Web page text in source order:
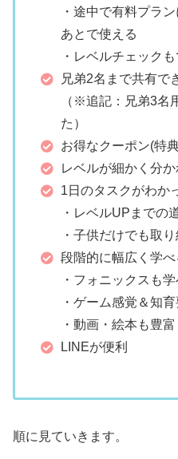
・途中で有料プラ
あとで使える
・レベルチェック
兄弟2名まで共有で
（※追記：兄弟3名
た）
お得なクーポン(特
レベルが細かく分
1日のタスクがわか
・レベルUPまでの
・子供だけでも取
段階的に幅広く学べ
・フォニックスも学
・ゲーム感覚＆知
・動画・絵本も豊富
LINEが便利
順に見ていきます。